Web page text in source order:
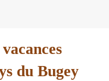
du Bugey